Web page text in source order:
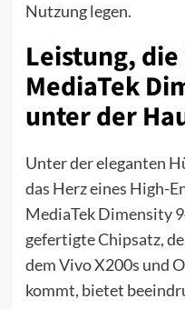
Nutzung legen.
Leistung,
MediaTek
unter der
Unter der eleganten
das Herz eines High-
MediaTek Dimensity
gefertigte Chipsatz,
dem Vivo X200s und
kommt, bietet